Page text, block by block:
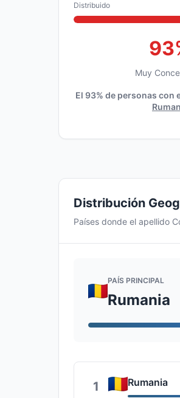
Distribuido
Muy
El 93% de personas con
Distribución
Países donde el apellido
PAÍS PRINCIPAL
Rumania
1 Rumania